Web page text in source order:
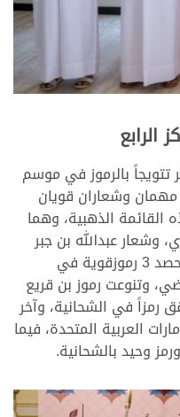
الرابع
تتويجاً بالرموز في موسم
اسمان مهمان وشعاران قويان
الذهبية، وهما
وشعار عبدالله بن جبر
الهاجري، حيث استطاع كل منهما حصد 3 رموزقوية في
وتنوعت رموز بن قريع
رمزاً في الشحانية، وآخر
العربية المتحدة، فيما
وحيد بالشحانية.